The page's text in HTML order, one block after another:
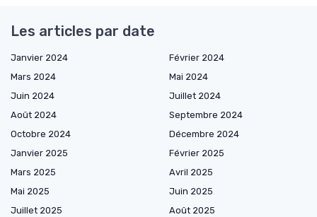
Les articles par date
Janvier 2024
Février 2024
Mars 2024
Mai 2024
Juin 2024
Juillet 2024
Août 2024
Septembre 2024
Octobre 2024
Décembre 2024
Janvier 2025
Février 2025
Mars 2025
Avril 2025
Mai 2025
Juin 2025
Juillet 2025
Août 2025